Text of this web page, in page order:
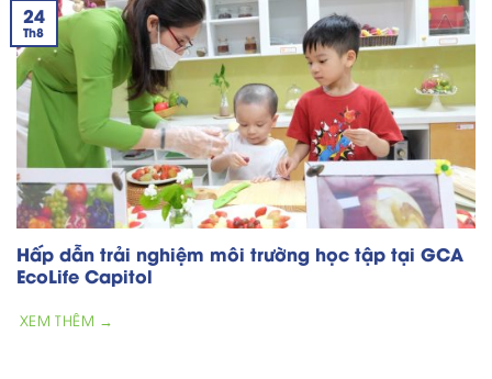
Hấp dẫn trải nghiệm môi trường học tập tại GCA
EcoLife Capitol
XEM THÊM →
24
Th8